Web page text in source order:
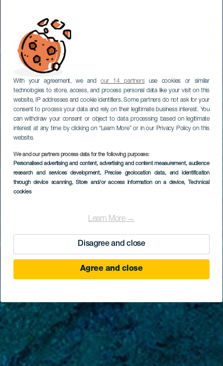
With your agreement, we andour 14 partnersuse cookies or similar
technologies to store, access, and process personal data like your visit on this
website, IP addresses and cookie identifiers. Some partners do not ask for your
consent to process your data and rely on their legitimate business interest. You
can withdraw your consent or object to data processing based on legitimate
interest at any time by clicking on “Learn More” or in our Privacy Policy on this
website.
We and our partners process data for the following purposes:
Personalised advertising and content, advertising and content measurement, audience
research and services development, Precise geolocation data, and identification
through device scanning, Store and/or access information on a device, Technical
cookies
Learn More →
Disagree and close
Agree and close
Dyka på skeppsvraket
Tabaiba